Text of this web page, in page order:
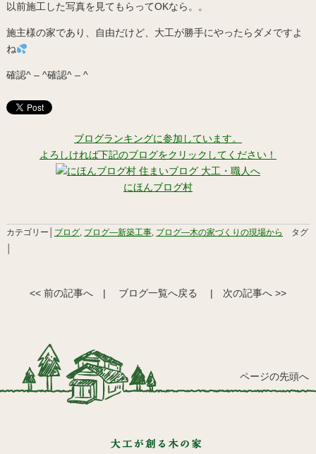
以前施工した写真を見てもらってOKなら。。
施主様の家であり、自由だけど、大工が勝手にやったらダメですよ
ね
確認^ – ^確認^ – ^
ブログランキングに参加しています。
よろしければ下記のブログをクリックしてください！
にほんブログ村
カテゴリー│ ブログ, ブログ―新築工事, ブログ―木の家づくりの現場から
タグ
<< 前の記事へ | ブログ一覧へ戻る | 次の記事へ >>
ページの先頭へ